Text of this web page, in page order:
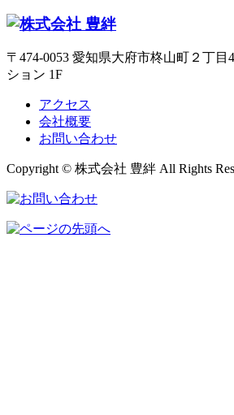
〒474-0053 愛知県大府市柊山町２丁目
ション 1F
アクセス
会社概要
お問い合わせ
Copyright © 株式会社 豊絆 All Rights